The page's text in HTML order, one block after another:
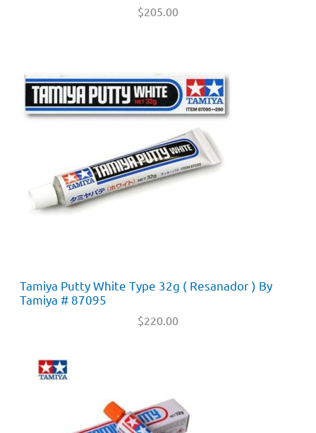
$205.00
Tamiya Putty White Type 32g ( Resanador ) By
Tamiya # 87095
$220.00